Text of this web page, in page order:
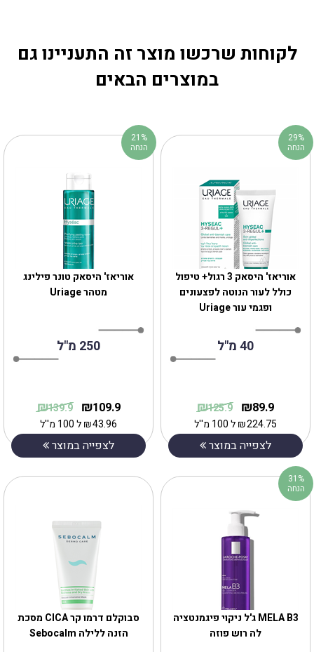
לקוחות שרכשו מוצר זה התעניינו גם
במוצרים הבאים
אוריאז' היסאק טונר פילינג
מטהר Uriage
250 מ"ל
109.9
₪
139.9
₪
43.96
₪ל 100 מ''ל
לצפייה במוצר
21%
הנחה
אוריאז' היסאק 3 רגול+ טיפול
כולל לעור הנוטה לפצעונים
ופגמי עור Uriage
40 מ"ל
89.9
₪
125.9
₪
224.75
₪ל 100 מ''ל
לצפייה במוצר
29%
הנחה
‎סבוקלם דרמו קר CICA מסכת
הזנה ללילה Sebocalm
MELA B3 ג'ל ניקוי פיגמנטציה
לה רוש פוזה
31%
הנחה